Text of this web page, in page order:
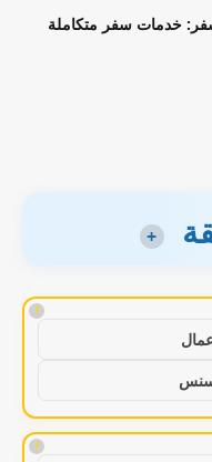
خدمات سفر متكاملة
+
!
!